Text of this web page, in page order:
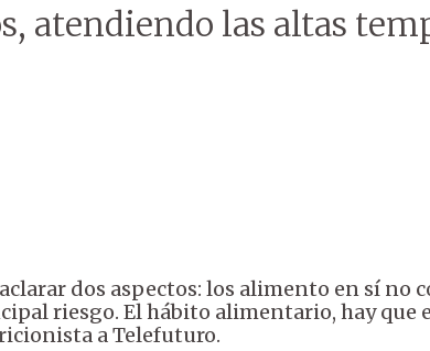
atendiendo las altas
dos aspectos: los alimento en sí no
riesgo. El hábito alimentario, hay que
a Telefuturo.